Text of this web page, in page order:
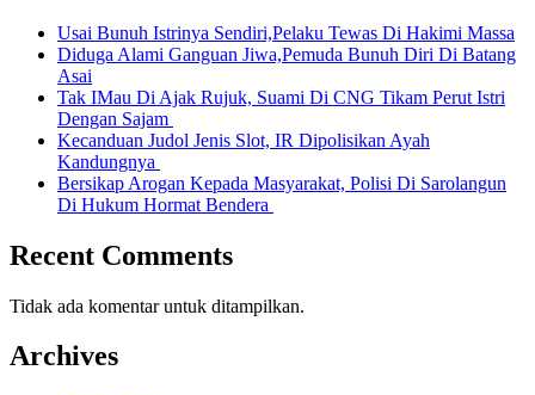
Usai Bunuh Istrinya Sendiri,Pelaku Tewas Di Hakimi Massa
Diduga Alami Ganguan Jiwa,Pemuda Bunuh Diri Di Batang
Asai
Tak IMau Di Ajak Rujuk, Suami Di CNG Tikam Perut Istri
Dengan Sajam
Kecanduan Judol Jenis Slot, IR Dipolisikan Ayah
Kandungnya
Bersikap Arogan Kepada Masyarakat, Polisi Di Sarolangun
Di Hukum Hormat Bendera
Recent Comments
Tidak ada komentar untuk ditampilkan.
Archives